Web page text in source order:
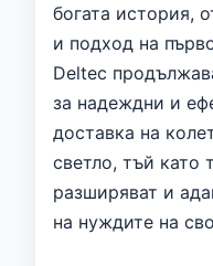
богата история,
и подход на
Deltec
за надеждни и
доставка на
светло, тъй като
разширяват и
на нуждите на